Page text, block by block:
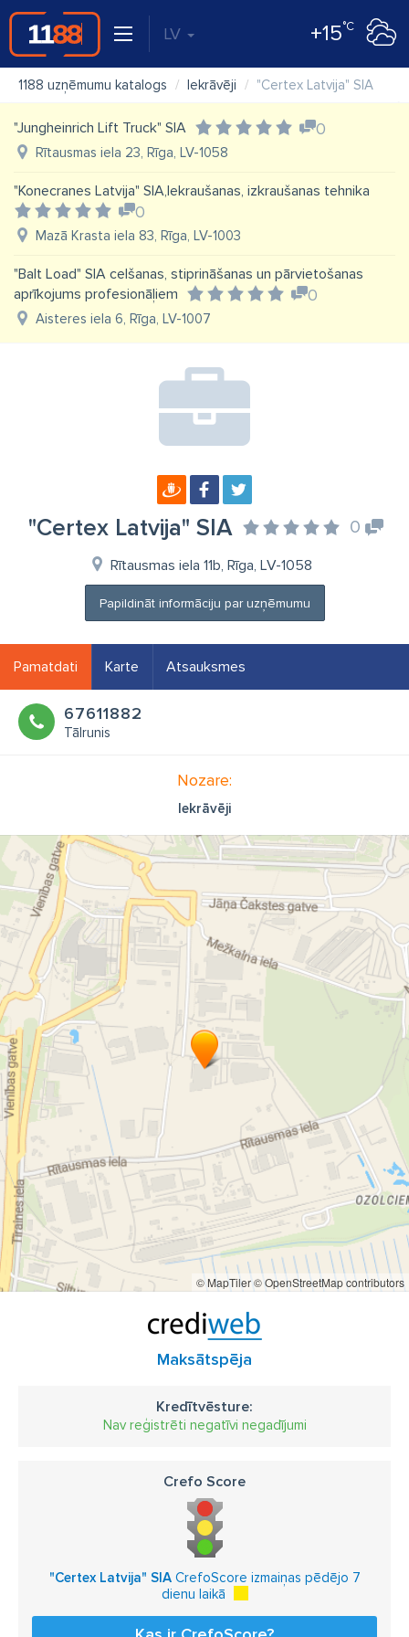
LV +15°C
1188 uzņēmumu katalogs Iekrāvēji "Certex Latvija" SIA
"Jungheinrich Lift Truck" SIA 0
Rītausmas iela 23, Rīga, LV-1058
"Konecranes Latvija" SIA,Iekraušanas, izkraušanas tehnika
0
Mazā Krasta iela 83, Rīga, LV-1003
"Balt Load" SIA celšanas, stiprināšanas un pārvietošanas
aprīkojums profesionāļiem
0
Aisteres iela 6, Rīga, LV-1007
"Certex Latvija" SIA 0
Rītausmas iela 11b, Rīga, LV-1058
Papildināt informāciju par uzņēmumu
Pamatdati Karte Atsauksmes
67611882
Tālrunis
Nozare:
Iekrāvēji
© MapTiler© OpenStreetMap contributors
Maksātspēja
Kredītvēsture:
Nav reģistrēti negatīvi negadījumi
Crefo Score
"Certex Latvija" SIACrefoScore izmaiņas pēdējo 7
dienu laikā